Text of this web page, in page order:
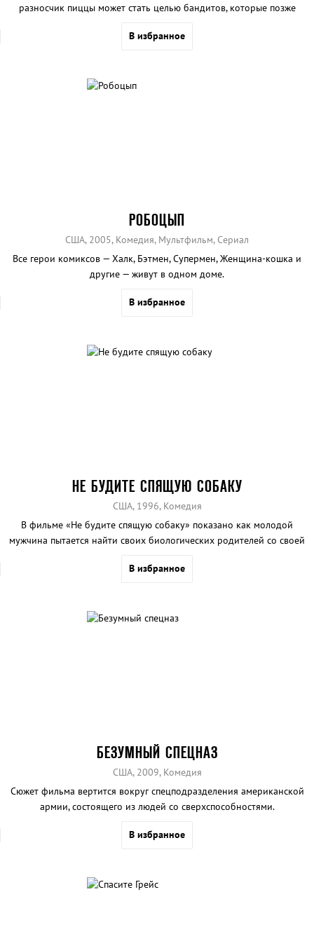
разносчик пиццы может стать целью бандитов, которые позже
В избранное
РОБОЦЫП
США, 2005, Комедия, Мультфильм, Сериал
Все герои комиксов — Халк, Бэтмен, Супермен, Женщина-кошка и
другие — живут в одном доме.
В избранное
НЕ БУДИТЕ СПЯЩУЮ СОБАКУ
США, 1996, Комедия
В фильме «Не будите спящую собаку» показано как молодой
мужчина пытается найти своих биологических родителей со своей
В избранное
БЕЗУМНЫЙ СПЕЦНАЗ
США, 2009, Комедия
Сюжет фильма вертится вокруг спецподразделения американской
армии, состоящего из людей со сверхспособностями.
В избранное